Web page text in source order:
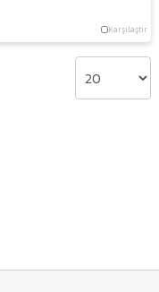
Karşılaştır